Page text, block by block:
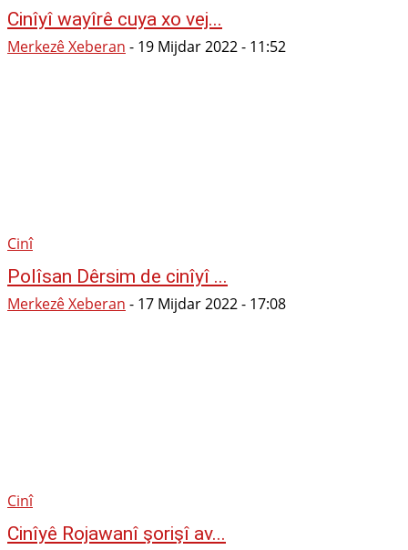
Cinîyî wayîrê cuya xo vej...
Merkezê Xeberan - 19 Mijdar 2022 - 11:52
Cinî
Polîsan Dêrsim de cinîyî ...
Merkezê Xeberan - 17 Mijdar 2022 - 17:08
Cinî
Cinîyê Rojawanî şorişî av...